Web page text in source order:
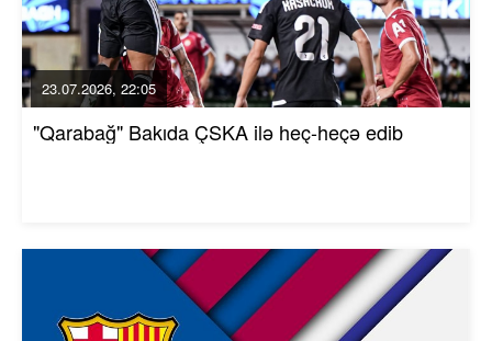
23.07.2026, 22:05
"Qarabağ" Bakıda ÇSKA ilə heç-heçə edib